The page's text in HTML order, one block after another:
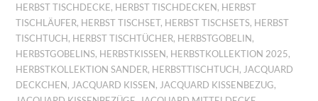
HERBST TISCHDECKE, HERBST TISCHDECKEN , HERBST
TISCHLÄUFER, HERBST TISCHSET, HERBST TISCHSETS, HERBST
TISCHTUCH , HERBST TISCHTÜCHER, HERBSTGOBELIN ,
HERBSTGOBELINS, HERBSTKISSEN , HERBSTKOLLEKTION 2025,
HERBSTKOLLEKTION SANDER, HERBSTTISCHTUCH , JACQUARD
DECKCHEN , JACQUARD KISSEN , JACQUARD KISSENBEZUG,